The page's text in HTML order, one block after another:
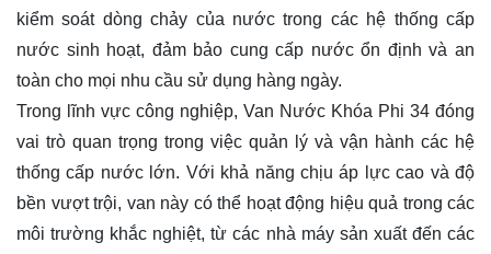
kiểm soát dòng chảy của nước trong các hệ thống cấp
nước sinh hoạt, đảm bảo cung cấp nước ổn định và an
toàn cho mọi nhu cầu sử dụng hàng ngày.
Trong lĩnh vực công nghiệp, Van Nước Khóa Phi 34 đóng
vai trò quan trọng trong việc quản lý và vận hành các hệ
thống cấp nước lớn. Với khả năng chịu áp lực cao và độ
bền vượt trội, van này có thể hoạt động hiệu quả trong các
môi trường khắc nghiệt, từ các nhà máy sản xuất đến các